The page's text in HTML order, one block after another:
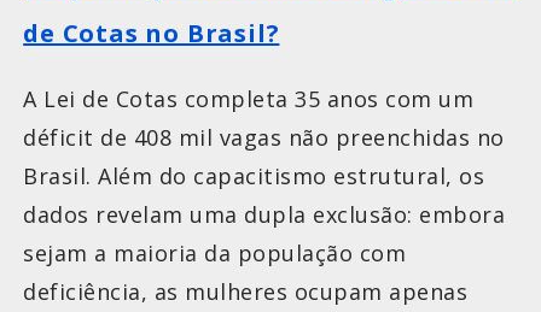
de Cotas no Brasil?
A Lei de Cotas completa 35 anos com um
déficit de 408 mil vagas não preenchidas no
Brasil. Além do capacitismo estrutural, os
dados revelam uma dupla exclusão: embora
sejam a maioria da população com
deficiência, as mulheres ocupam apenas